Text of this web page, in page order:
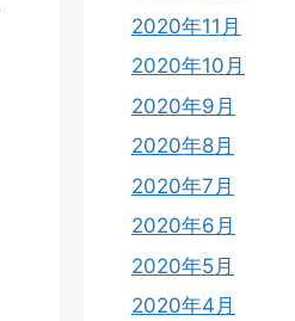
2020年11月
2020年10月
2020年9月
2020年8月
2020年7月
2020年6月
2020年5月
2020年4月